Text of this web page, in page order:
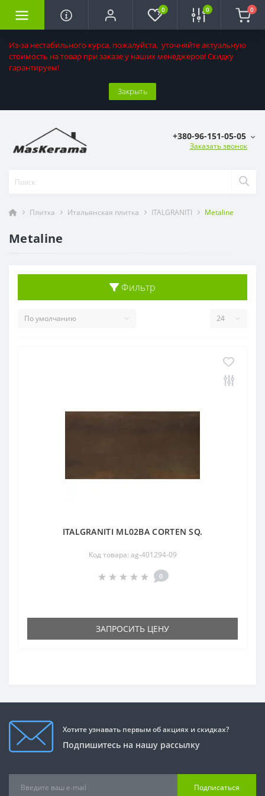
Из-за нестабильного курса, пожалуйста, уточняйте актуальную
стоимость на товар при заказе у наших менеджеров! Скидку
гарантируем!
Закрыть
0 0 0
+380-96-151-05-05
Заказать звонок
Плитка Итальянская плитка ITALGRANITI Metaline
Metaline
Фильтр
ITALGRANITI ML02BA CORTEN SQ.
Код товара: ag-401294-09
0
ЗАПРОСИТЬ ЦЕНУ
Хотите узнавать первым об акциях и скидках?
Подпишитесь на нашу рассылку
Подписаться